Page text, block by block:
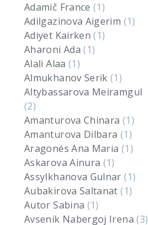
Adamič France(1)
Adilgazinova Aigerim (1)
Adiyet Kairken(1)
Aharoni Ada(1)
Alali Alaa (1)
Almukhanov Serik(1)
Altybassarova Meiramgul
(2)
Amanturova Chinara (1)
Amanturova Dilbara (1)
Aragonés Ana Maria (1)
Askarova Ainura (1)
Assylkhanova Gulnar(1)
Aubakirova Saltanat(1)
Autor Sabina (1)
Avsenik Nabergoj Irena(3)